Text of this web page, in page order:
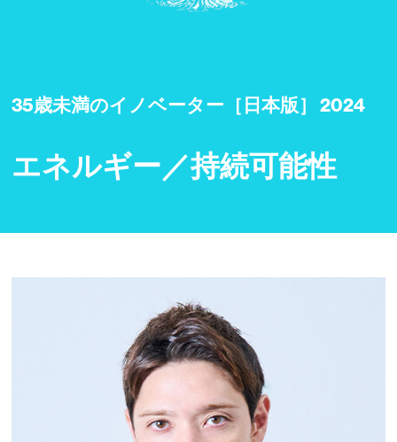
35歳未満のイノベーター［日本版］ 2024
エネルギー／持続可能性